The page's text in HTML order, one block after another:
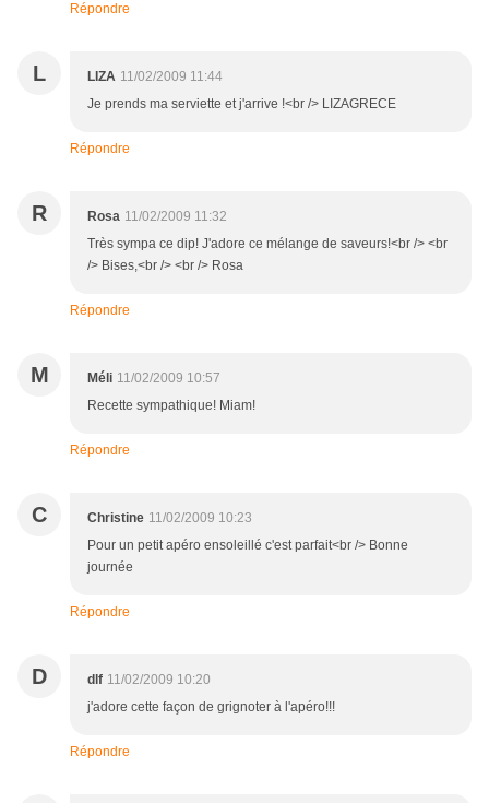
Répondre
L LIZA 11/02/2009 11:44
Je prends ma serviette et j'arrive !<br /> LIZAGRECE
Répondre
R Rosa 11/02/2009 11:32
Très sympa ce dip! J'adore ce mélange de saveurs!<br /> <br
/> Bises,<br /> <br /> Rosa
Répondre
M Méli 11/02/2009 10:57
Recette sympathique! Miam!
Répondre
C Christine 11/02/2009 10:23
Pour un petit apéro ensoleillé c'est parfait<br /> Bonne
journée
Répondre
D dlf 11/02/2009 10:20
j'adore cette façon de grignoter à l'apéro!!!
Répondre